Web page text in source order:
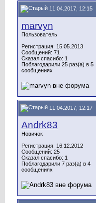
11.04.2017, 12:15
marvyn
Пользователь
Регистрация: 15.05.2013
Сообщений: 71
Сказал спасибо: 1
Поблагодарили 25 раз(а) в 5
сообщениях
11.04.2017, 12:17
Andrk83
Новичок
Регистрация: 16.12.2012
Сообщений: 25
Сказал спасибо: 1
Поблагодарили 7 раз(а) в 4
сообщениях